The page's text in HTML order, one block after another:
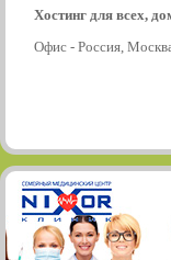
Хостинг для всех,
Офис - Россия,